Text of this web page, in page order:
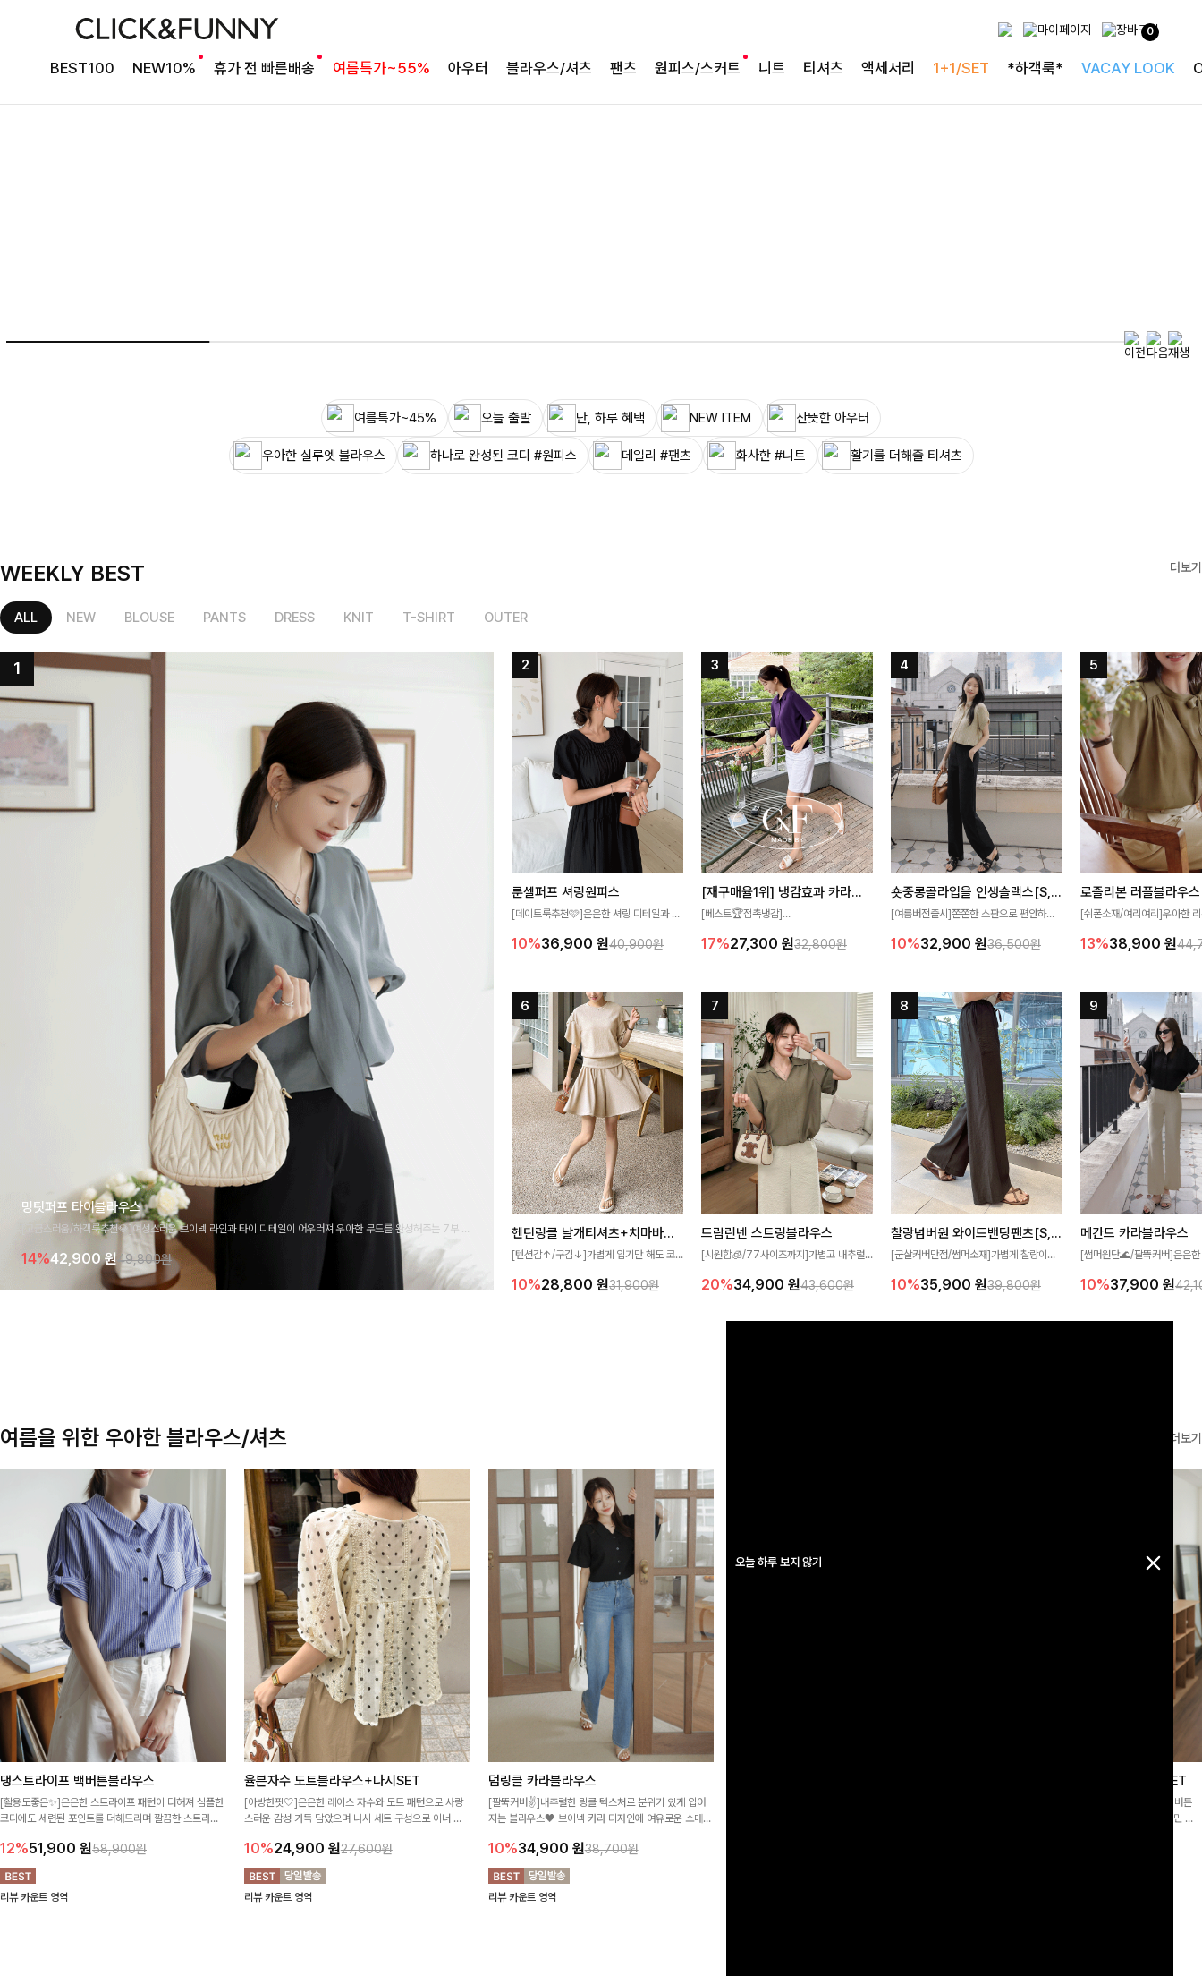
0
BEST100 NEW10% 휴가 전 빠른배송 여름특가~55% 아우터 블라우스/셔츠 팬츠 원피스/스커트 니트 티셔츠 액세서리 1+1/SET *하객룩* VACAY LOOK
오늘 하루 보지 않기
여름의 끝을 완성할
감각적인 원피스
특별한 날을 빛내는
하객룩의 정석
여름특가~45% 오늘 출발 단, 하루 혜택 NEW ITEM 산뜻한 아우터
우아한 실루엣 블라우스 하나로 완성된 코디 #원피스 데일리 #팬츠 화사한 #니트 활기를 더해줄 티셔츠
WEEKLY BEST 더보기
ALL NEW BLOUSE PANTS DRESS KNIT T-SHIRT OUTER
밍팃퍼프 타이블라우스
[고급스러움/하객룩추천💎]여성스러운 브이넥 라인과 타이 디테일이 어우러져 우아한 무드를 완성해주는 7부 블
라우스 🤍 여유로운 7부 소매로 편안하게 착용되며 데일리룩부터 출근룩, 하객룩까지 세련된 스타일링을 연출하
기 좋은 아이템이에요
14%42,900원 49,800원
룬셀퍼프 셔링원피스
[데이트룩추천🩷]은은한 셔링 디테일과 퍼
성해주는 원피스🤍 허리 스모크 밴딩이 슬
즐기기 좋아요
10%36,900 원40,900원
[재구매율1위] 냉감효과 카라니트
[베스트🏆접촉냉감]
고 가벼운 소재감으로 여름에도 시원하게
17%27,300 원32,800원
숏중롱골라입을 인생슬랙스[S,M,L,XL사이즈]
[여름버전출시]쫀쫀한 스판으로 편안하게
숏·기본·롱 기장과 와이드·부츠컷 핏까지 취
10%32,900 원36,500원
로즐리본 러플블라우스
[쉬폰소재/여리여리]우아한
분위기를 더해주는 블라우스
좋아요
13%38,900 원
헨틴링클 날개티셔츠+치마바지SET
[텐션감↑/구김↓]가볍게 입기만 해도 코
게 퍼지는 프릴 날개 소매가 우아한 포인트
10%28,800 원31,900원
드람린넨 스트링블라우스
[시원함🧊/77사이즈까지]가볍고 내추럴
없는 슬릿 카라 디자인이 얼굴선을 더욱 시
20%34,900 원43,600원
찰랑넘버원 와이드밴딩팬츠[S,M,L사이즈]
[군살커버만점/썸머소재]가볍게 찰랑이는
편안하게 착용하실 수 있는 팬츠입니다 🖤
감 있는 착용감을 더해드려요!
10%35,900 원39,800원
메칸드 카라블라우스
[썸머원단🌊/팔뚝커버]은은
세련된 무드를 연출해주는 블
은 베이직한 디자인!
10%37,900 원
여름을 위한 우아한 블라우스/셔츠 더보기
댕스트라이프 백버튼블라우스
[활용도좋은✨]은은한 스트라이프 패턴이 더해져 심플한
코디에도 세련된 포인트를 더해드리며 깔끔한 스트라이
12%51,900 원58,900원
리뷰 카운트 영역
율븐자수 도트블라우스+나시SET
[아방한핏🤍]은은한 레이스 자수와 도트 패턴으로 사랑
스러운 감성 가득 담았으며 나시 세트 구성으로 이너 걱
10%24,900 원27,600원
리뷰 카운트 영역
덤링클 카라블라우스
[팔뚝커버✌]내추럴한 링클 텍스처로 분위기 있게 입어
지는 블라우스🖤 브이넥 카라 디자인에 여유로운 소매핏
10%34,900 원38,700원
리뷰 카운트 영역
제딧레이어드 블라우스+플레어팬츠SET
[완성도높은💗]레이어드한 듯 자연스러운 나시와 버튼
원피스가 함께 구성된 세트 아이템입니다. 코디 고민 없